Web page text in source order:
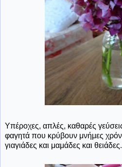
Υπέροχες, απλές, καθαρές
φαγητά που κρύβουν μνήμες
γιαγιάδες και μαμάδες και